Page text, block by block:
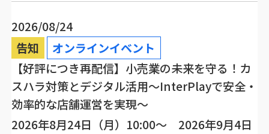
2026/08/24
告知
オンラインイベント
【好評につき再配信】小売業の未来を守る！カ
スハラ対策とデジタル活用～InterPlayで安全・
効率的な店舗運営を実現～
2026年8月24日（月）10:00～ 2026年9月4日